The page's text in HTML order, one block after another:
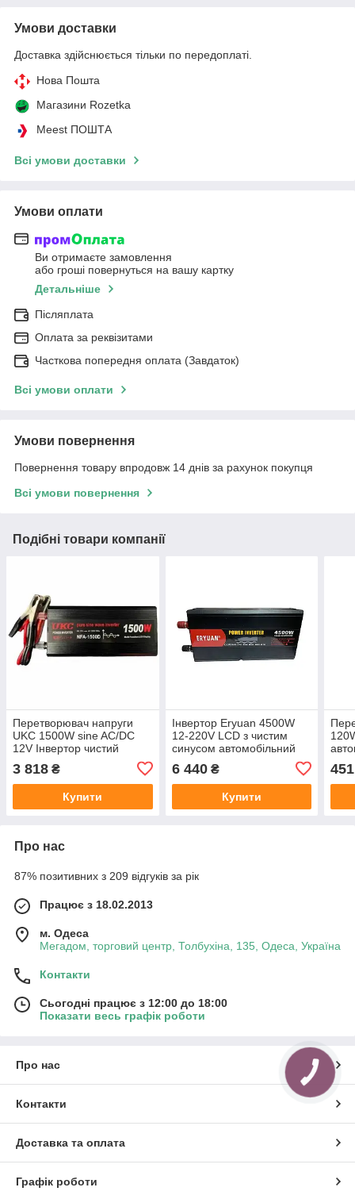
Умови доставки
Доставка здійснюється тільки по передоплаті.
Нова Пошта
Магазини Rozetka
Meest ПОШТА
Всі умови доставки
Умови оплати
Ви отримаєте замовлення
або гроші повернуться на вашу картку
Детальніше
Післяплата
Оплата за реквізитами
Часткова попередня оплата (Завдаток)
Всі умови оплати
Умови повернення
Повернення товару впродовж 14 днів за рахунок покупця
Всі умови повернення
Подібні товари компанії
Перетворювач напруги
UKC 1500W sine AC/DC
12V Інвертор чистий
3 818 ₴
Купити
Інвертор Eryuan 4500W
12-220V LCD з чистим
синусом автомобільний
для котла
6 440₴
Купити
451
Про нас
87% позитивних з 209 відгуків за рік
Працює з 18.02.2013
м. Одеса
Мегадом, торговий центр, Толбухіна, 135, Одеса, Україна
Контакти
Сьогодні працює з 12:00 до 18:00
Показати весь графік роботи
Про нас
Контакти
Доставка та оплата
Графік роботи
КНОПКА
ЗВ'ЯЗКУ